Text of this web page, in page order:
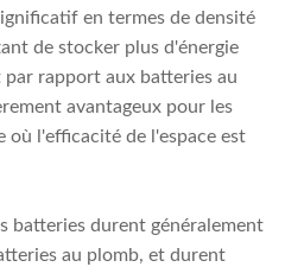
en termes de densité
de stocker plus d'énergie
rapport aux batteries au
avantageux pour les
où l'efficacité de l'espace est
batteries durent généralement
au plomb, et durent